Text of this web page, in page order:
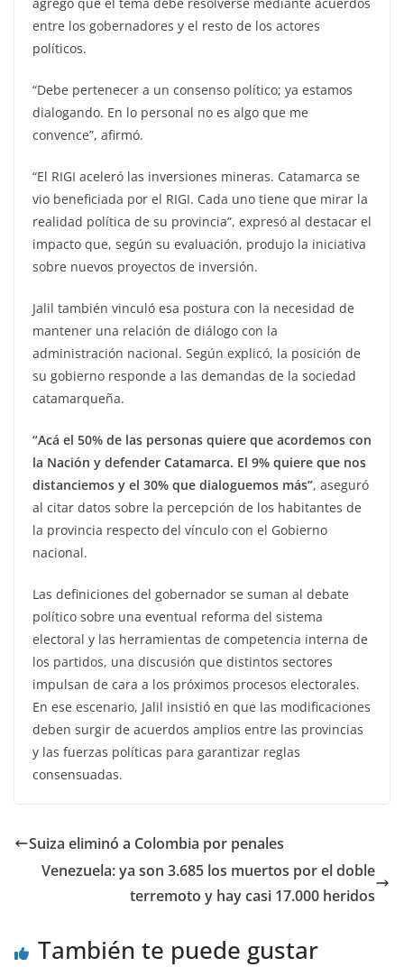
entre los gobernadores y el resto de los actores
políticos.
“Debe pertenecer a un consenso político; ya estamos
dialogando. En lo personal no es algo que me
convence”, afirmó.
“El RIGI aceleró las inversiones mineras. Catamarca se
vio beneficiada por el RIGI. Cada uno tiene que mirar la
realidad política de su provincia”, expresó al destacar el
impacto que, según su evaluación, produjo la iniciativa
sobre nuevos proyectos de inversión.
Jalil también vinculó esa postura con la necesidad de
mantener una relación de diálogo con la
administración nacional. Según explicó, la posición de
su gobierno responde a las demandas de la sociedad
catamarqueña.
“Acá el 50% de las personas quiere que acordemos con
la Nación y defender Catamarca. El 9% quiere que nos
distanciemos y el 30% que dialoguemos más”, aseguró
al citar datos sobre la percepción de los habitantes de
la provincia respecto del vínculo con el Gobierno
nacional.
Las definiciones del gobernador se suman al debate
político sobre una eventual reforma del sistema
electoral y las herramientas de competencia interna de
los partidos, una discusión que distintos sectores
impulsan de cara a los próximos procesos electorales.
En ese escenario, Jalil insistió en que las modificaciones
deben surgir de acuerdos amplios entre las provincias
y las fuerzas políticas para garantizar reglas
consensuadas.
Suiza eliminó a Colombia por penales
Venezuela: ya son 3.685 los muertos por el doble
terremoto y hay casi 17.000 heridos
También te puede gustar